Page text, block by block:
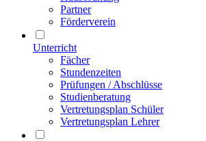
Partner
Förderverein
Unterricht
Fächer
Stundenzeiten
Prüfungen / Abschlüsse
Studienberatung
Vertretungsplan Schüler
Vertretungsplan Lehrer